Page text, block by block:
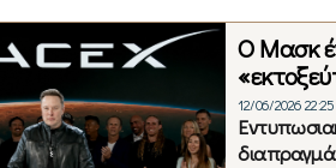
Ο Μασκ
12/06/2026 22:25